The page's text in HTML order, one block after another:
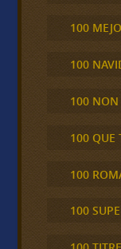
100
100
100 NON
100 QUE
100
100